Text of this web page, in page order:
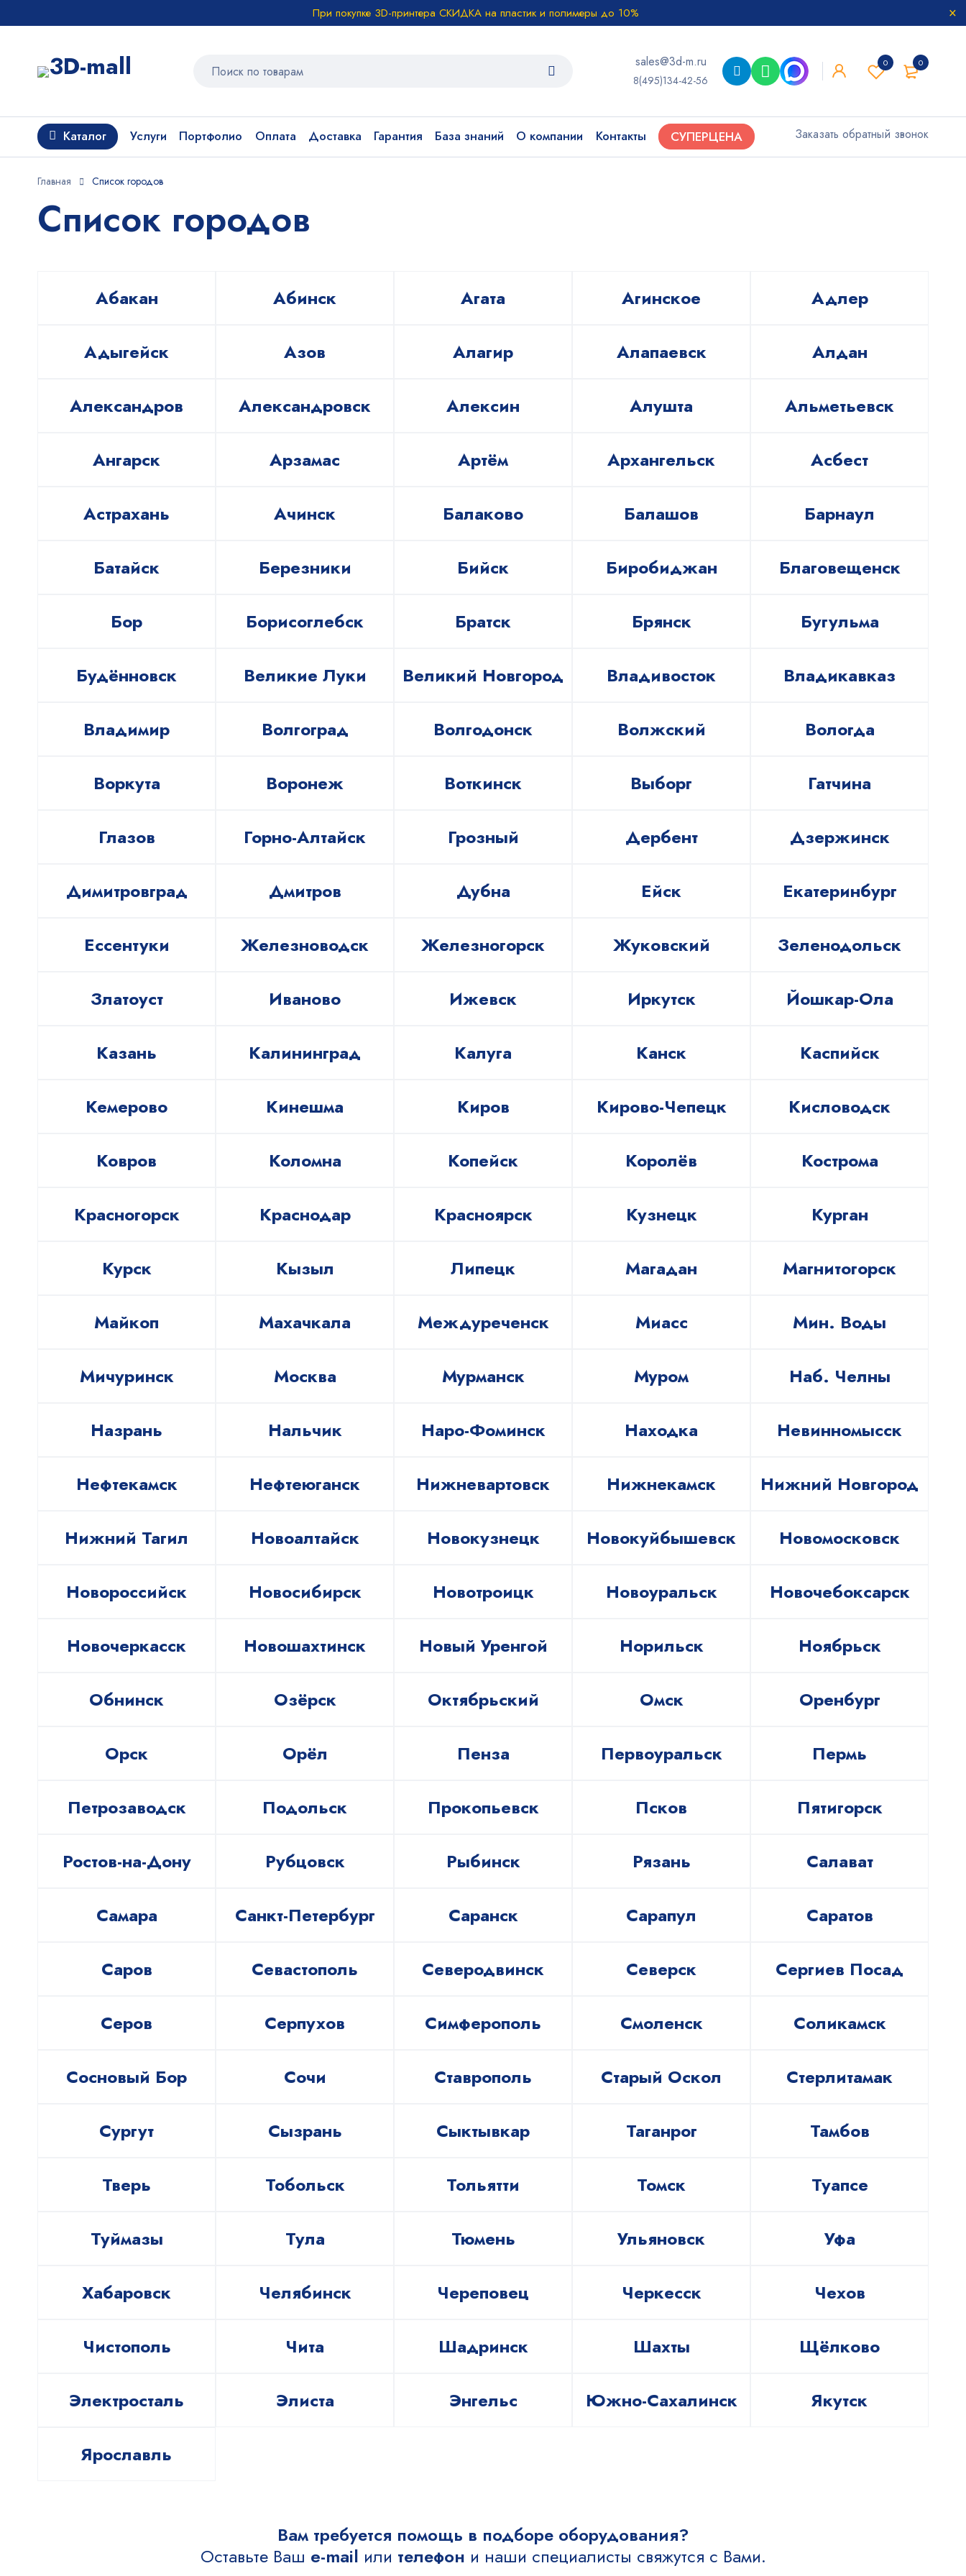
При покупке 3D-принтера СКИДКА на пластик и полимеры до 10%
0
0
sales@3d-m.ru
8(495)134-42-56
Каталог Услуги Портфолио Оплата Доставка Гарантия База знаний О компании Контакты СУПЕРЦЕНА Заказать обратный звонок
Главная Список городов
Список городов
Абакан Абинск Агата Агинское Адлер
Адыгейск Азов Алагир Алапаевск Алдан
Александров Александровск Алексин Алушта Альметьевск
Ангарск Арзамас Артём Архангельск Асбест
Астрахань Ачинск Балаково Балашов Барнаул
Батайск Березники Бийск Биробиджан Благовещенск
Бор Борисоглебск Братск Брянск Бугульма
Будённовск Великие Луки Великий Новгород Владивосток Владикавказ
Владимир Волгоград Волгодонск Волжский Вологда
Воркута Воронеж Воткинск Выборг Гатчина
Глазов Горно-Алтайск Грозный Дербент Дзержинск
Димитровград Дмитров Дубна Ейск Екатеринбург
Ессентуки Железноводск Железногорск Жуковский Зеленодольск
Златоуст Иваново Ижевск Иркутск Йошкар-Ола
Казань Калининград Калуга Канск Каспийск
Кемерово Кинешма Киров Кирово-Чепецк Кисловодск
Ковров Коломна Копейск Королёв Кострома
Красногорск Краснодар Красноярск Кузнецк Курган
Курск Кызыл Липецк Магадан Магнитогорск
Майкоп Махачкала Междуреченск Миасс Мин. Воды
Мичуринск Москва Мурманск Муром Наб. Челны
Назрань Нальчик Наро-Фоминск Находка Невинномысск
Нефтекамск Нефтеюганск Нижневартовск Нижнекамск Нижний Новгород
Нижний Тагил Новоалтайск Новокузнецк Новокуйбышевск Новомосковск
Новороссийск Новосибирск Новотроицк Новоуральск Новочебоксарск
Новочеркасск Новошахтинск Новый Уренгой Норильск Ноябрьск
Обнинск Озёрск Октябрьский Омск Оренбург
Орск Орёл Пенза Первоуральск Пермь
Петрозаводск Подольск Прокопьевск Псков Пятигорск
Ростов-на-Дону Рубцовск Рыбинск Рязань Салават
Самара Санкт-Петербург Саранск Сарапул Саратов
Саров Севастополь Северодвинск Северск Сергиев Посад
Серов Серпухов Симферополь Смоленск Соликамск
Сосновый Бор Сочи Ставрополь Старый Оскол Стерлитамак
Сургут Сызрань Сыктывкар Таганрог Тамбов
Тверь Тобольск Тольятти Томск Туапсе
Туймазы Тула Тюмень Ульяновск Уфа
Хабаровск Челябинск Череповец Черкесск Чехов
Чистополь Чита Шадринск Шахты Щёлково
Электросталь Элиста Энгельс Южно-Сахалинск Якутск
Ярославль
Вам требуется помощь в подборе оборудования?
Оставьте Ваш e-mail или телефон и наши специалисты свяжутся с Вами.